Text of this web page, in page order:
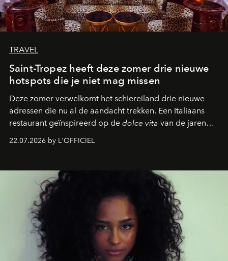
TRAVEL
Saint-Tropez heeft deze zomer drie nieuwe
hotspots die je niet mag missen
Deze zomer verwelkomt het schiereiland drie nieuwe
adressen die nu al de aandacht trekken. Een Italiaans
restaurant geïnspireerd op de dolce vita van de jaren
zestig, een Japanse hotspot die na zonsondergang
verandert in een bruisende ontmoetingsplek en de
neerstrijkt in Saint-Tropez. Dit zijn de nieuwe adressen
die deze zomer de toon zetten, van lange lunches tot
zwoele nachten.
22.07.2026 by L'OFFICIEL